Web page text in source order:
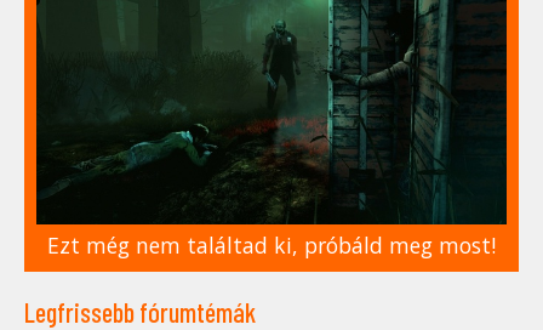
Ezt még nem találtad ki, próbáld meg most!
Legfrissebb fórumtémák